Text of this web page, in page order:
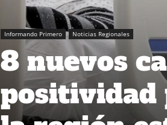
Informando Primero Noticias Regionales
8 nuevos
positividad